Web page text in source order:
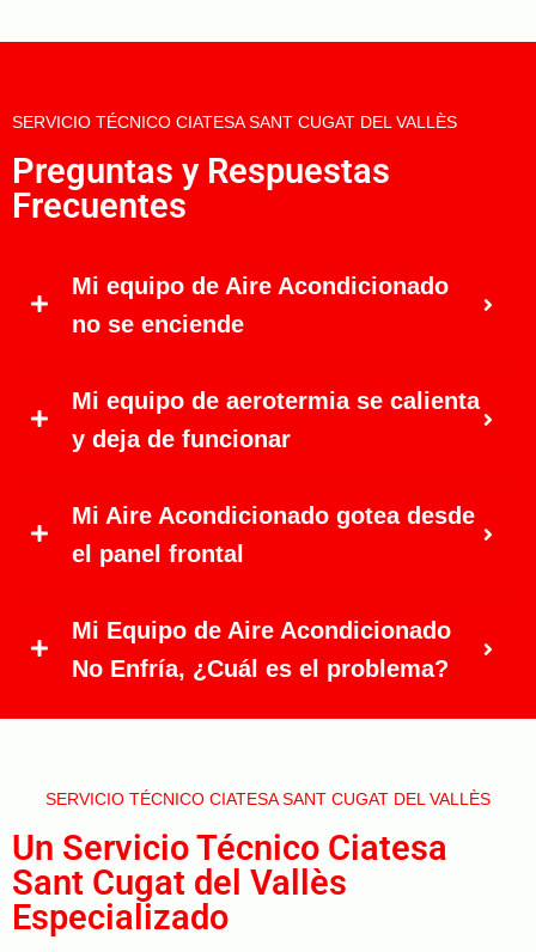
SERVICIO TÉCNICO CIATESA SANT CUGAT DEL VALLÈS
Preguntas y Respuestas
Frecuentes
Mi equipo de Aire Acondicionado
no se enciende
Mi equipo de aerotermia se calienta
y deja de funcionar
Mi Aire Acondicionado gotea desde
el panel frontal
Mi Equipo de Aire Acondicionado
No Enfría, ¿Cuál es el problema?
SERVICIO TÉCNICO CIATESA SANT CUGAT DEL VALLÈS
Un Servicio Técnico Ciatesa
Sant Cugat del Vallès
Especializado